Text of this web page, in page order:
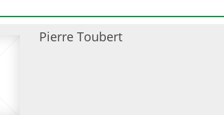
Pierre Toubert